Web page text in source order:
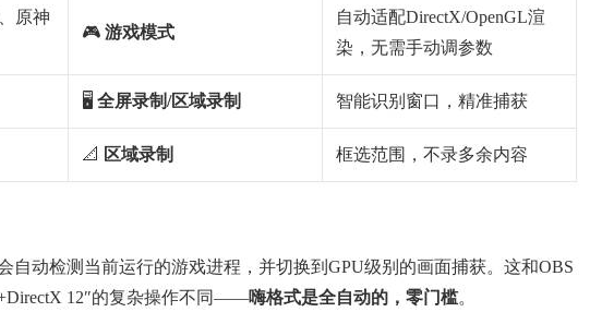
原神
🎮 游戏模式
自动适配DirectX/OpenGL渲
染，无需手动调参数
🖥️ 全屏录制/区域录制 智能识别窗口，精准捕获
📐 区域录制 框选范围，不录多余内容
自动检测当前运行的游戏进程，并切换到GPU级别的画面捕获。这和OBS
12″的复杂操作不同——嗨格式是全自动的，零门槛。